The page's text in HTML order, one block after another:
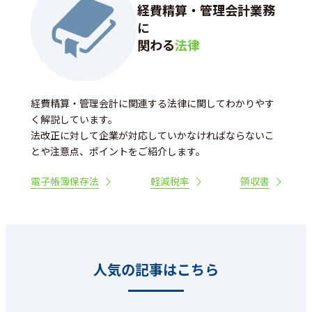
経費精算・管理会計業務
に
関わる法律
経費精算・管理会計に関連する法律に関してわかりやす
く解説しています。
法改正に対して企業が対応していかなければならないこ
とや注意点、ポイントをご紹介します。
電子帳簿保存法 軽減税率 領収書
人気の記事はこちら